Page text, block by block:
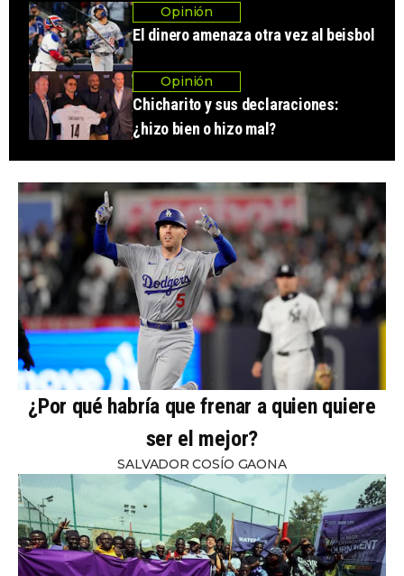
Opinión
El dinero amenaza otra vez al beisbol
Opinión
Chicharito y sus declaraciones:
¿hizo bien o hizo mal?
¿Por qué habría que frenar a quien quiere
ser el mejor?
SALVADOR COSÍO GAONA